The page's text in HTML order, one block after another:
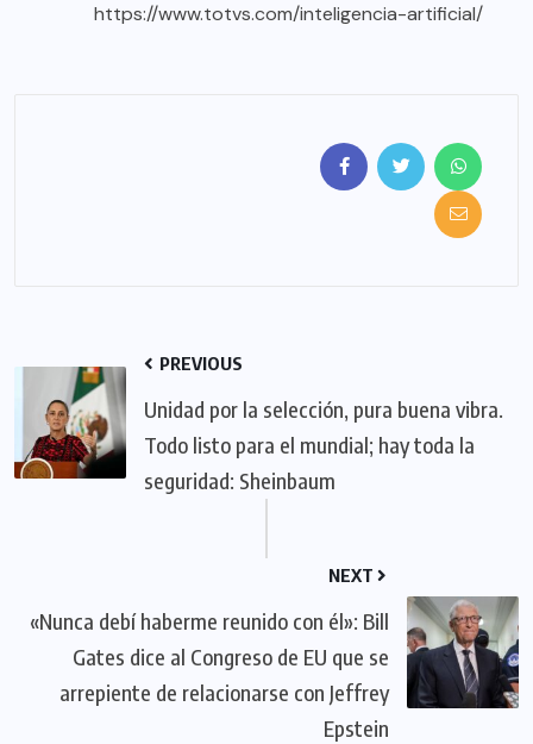
https://www.totvs.com/inteligencia-artificial/
PREVIOUS
Unidad por la selección, pura buena vibra.
Todo listo para el mundial; hay toda la
seguridad: Sheinbaum
NEXT
«Nunca debí haberme reunido con él»: Bill
Gates dice al Congreso de EU que se
arrepiente de relacionarse con Jeffrey
Epstein